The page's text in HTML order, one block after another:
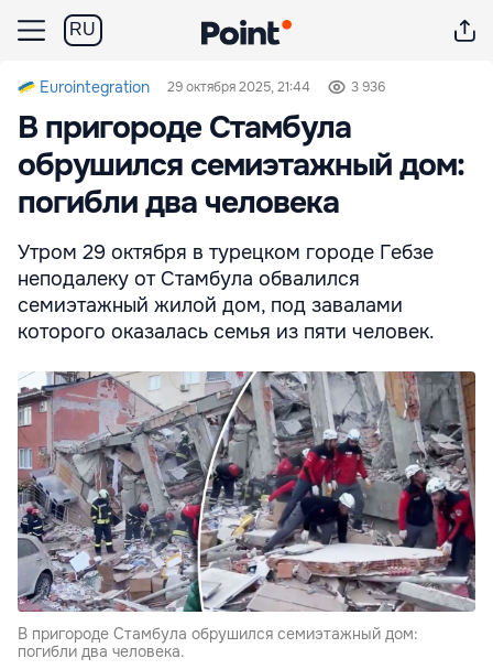
RU
Eurointegration 29 октября 2025, 21:44 3 936
В пригороде Стамбула
обрушился семиэтажный дом:
погибли два человека
Утром 29 октября в турецком городе Гебзе
неподалеку от Стамбула обвалился
семиэтажный жилой дом, под завалами
которого оказалась семья из пяти человек.
В пригороде Стамбула обрушился семиэтажный дом:
погибли два человека.